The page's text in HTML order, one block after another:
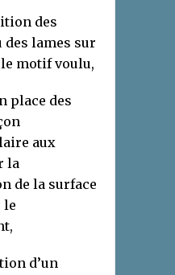
des
des lames sur
motif voulu,
place des
aux
la
de la surface
le
d’un